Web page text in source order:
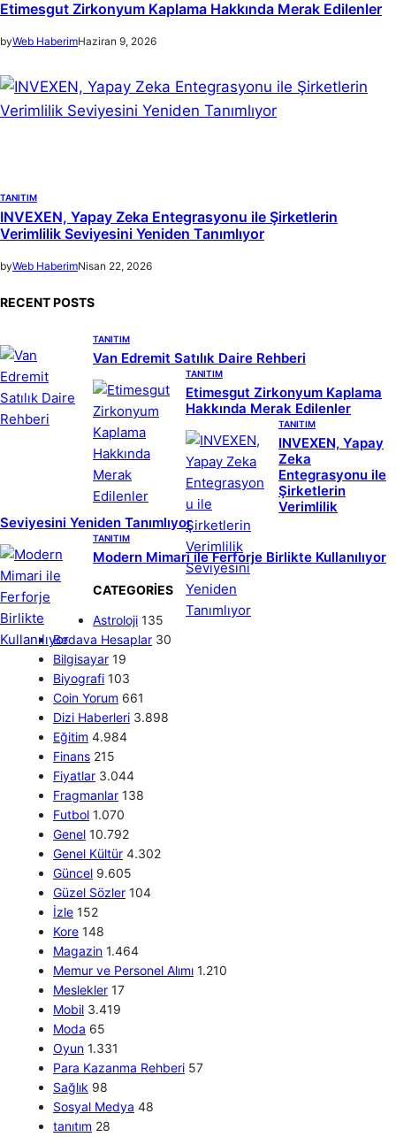
Etimesgut Zirkonyum Kaplama Hakkında Merak Edilenler
byWeb HaberimHaziran 9, 2026
TANITIM
INVEXEN, Yapay Zeka Entegrasyonu ile Şirketlerin
Verimlilik Seviyesini Yeniden Tanımlıyor
byWeb HaberimNisan 22, 2026
RECENT POSTS
TANITIM
Van Edremit Satılık Daire Rehberi
TANITIM
Etimesgut Zirkonyum Kaplama
Hakkında Merak Edilenler
TANITIM
INVEXEN, Yapay
Zeka
Entegrasyonu ile
Şirketlerin
Verimlilik
Seviyesini Yeniden Tanımlıyor
TANITIM
Modern Mimari ile Ferforje Birlikte Kullanılıyor
CATEGORIES
Astroloji 135
Bedava Hesaplar 30
Bilgisayar 19
Biyografi 103
Coin Yorum 661
Dizi Haberleri 3.898
Eğitim 4.984
Finans 215
Fiyatlar 3.044
Fragmanlar 138
Futbol 1.070
Genel 10.792
Genel Kültür 4.302
Güncel 9.605
Güzel Sözler 104
İzle 152
Kore 148
Magazin 1.464
Memur ve Personel Alımı 1.210
Meslekler 17
Mobil 3.419
Moda 65
Oyun 1.331
Para Kazanma Rehberi 57
Sağlık 98
Sosyal Medya 48
tanıtım 28